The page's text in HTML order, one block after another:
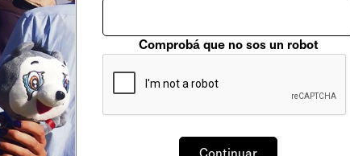
Comprobá que no sos un robot